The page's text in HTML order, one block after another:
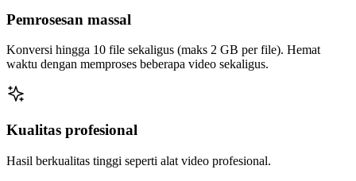
Pemrosesan massal
Konversi hingga 10 file sekaligus (maks 2 GB per file). Hemat
waktu dengan memproses beberapa video sekaligus.
Kualitas profesional
Hasil berkualitas tinggi seperti alat video profesional.